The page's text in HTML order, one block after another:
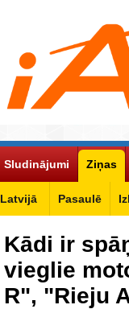
Sludinājumi Ziņas
Latvijā Pasaulē
Kādi ir
vieglie
R", "Rieju